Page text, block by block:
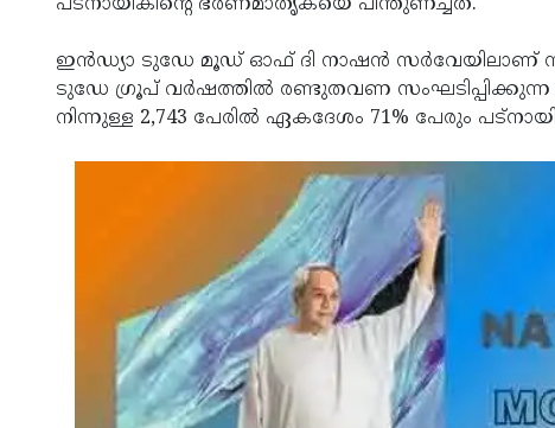
പട്‌നായികിന്റെ ഭരണമാതൃകയെ പിന്തുണച്ചത്.
ഇന്‍ഡ്യാ ടുഡേ മൂഡ് ഓഫ് ദി നാഷന്‍ സര്‍വേയിലാണ്
ടുഡേ ഗ്രൂപ് വര്‍ഷത്തില്‍ രണ്ടുതവണ
നിന്നുള്ള 2,743 പേരില്‍ ഏകദേശം 71% പേരും